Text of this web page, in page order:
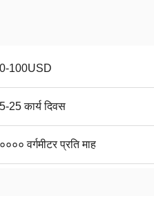
100USD
25 कार्य दिवस
वर्गमीटर प्रति माह